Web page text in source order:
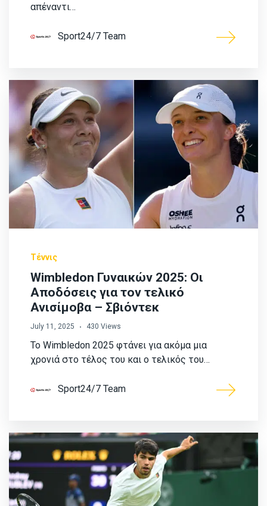
απέναντι…
Sport24/7 Team
Τέννις
Wimbledon Γυναικών 2025: Οι
Αποδόσεις για τον τελικό
Ανισίμοβα – Σβιόντεκ
July 11, 2025 430 Views
Το Wimbledon 2025 φτάνει για ακόμα μια
χρονιά στο τέλος του και ο τελικός του…
Sport24/7 Team